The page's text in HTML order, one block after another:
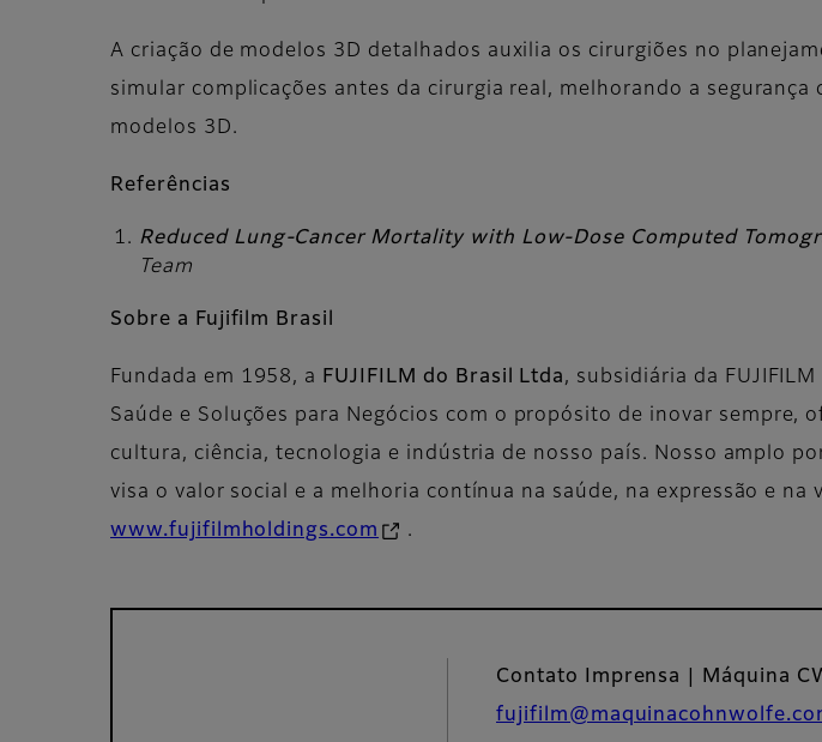
A criação de modelos 3D detalhados auxilia os cirurgiões no
simular complicações antes da cirurgia real, melhorando a
modelos 3D.
Referências
Reduced Lung-Cancer Mortality with Low-Dose Computed
Team
Sobre a Fujifilm Brasil
Fundada em 1958, a FUJIFILM do Brasil Ltda, subsidiária da
Saúde e Soluções para Negócios com o propósito de inovar
cultura, ciência, tecnologia e indústria de nosso país. Nosso amplo
visa o valor social e a melhoria contínua na saúde, na expressão e na
www.fujifilmholdings.com
.
Contato Imprensa | Máquina